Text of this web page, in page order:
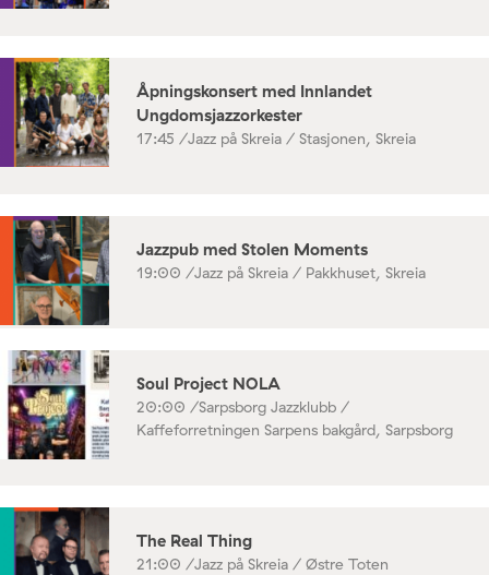
Åpningskonsert med Innlandet
Ungdomsjazzorkester
17:45 /Jazz på Skreia / Stasjonen, Skreia
Jazzpub med Stolen Moments
19:00 /Jazz på Skreia / Pakkhuset, Skreia
Soul Project NOLA
20:00 /Sarpsborg Jazzklubb /
Kaffeforretningen Sarpens bakgård, Sarpsborg
The Real Thing
21:00 /Jazz på Skreia / Østre Toten